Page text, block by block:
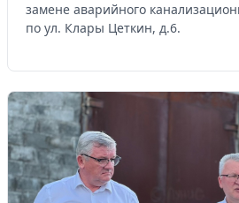
замене аварийного
по ул. Клары Цеткин, д.6.